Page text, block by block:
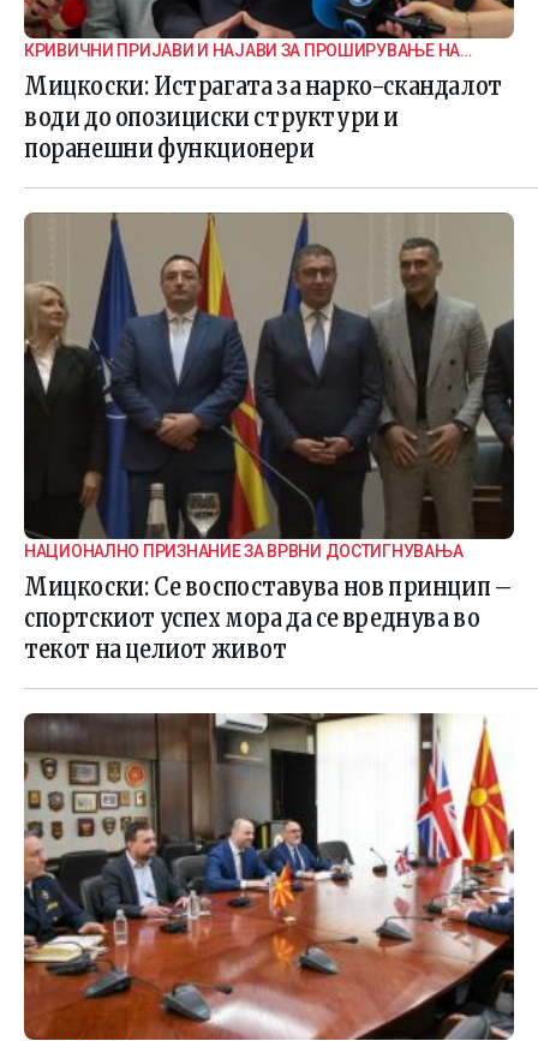
КРИВИЧНИ ПРИЈАВИ И НАЈАВИ ЗА ПРОШИРУВАЊЕ НА
ИСТРАГАТА
Мицкоски: Истрагата за нарко-скандалот
води до опозициски структури и
поранешни функционери
НАЦИОНАЛНО ПРИЗНАНИЕ ЗА ВРВНИ ДОСТИГНУВАЊА
Мицкоски: Се воспоставува нов принцип –
спортскиот успех мора да се вреднува во
текот на целиот живот